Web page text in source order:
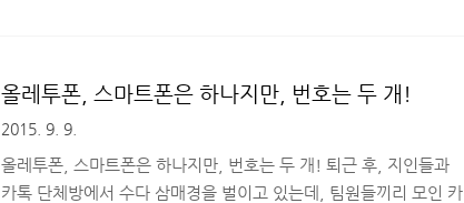
폰 제공까지.. '올레 패밀리박스' 앱 설치만으로 누릴 수 있는 혜택입
니다. 처음에는 가족끼리 데이터를 주고 받을 수 있다는 장점 때문에
설치를 했는데, 다른 공유 기능과 쿠폰 기능까지 있어서 가족끼리 혜
택을 돌려받는 기분이 들더군요. 올레 패밀리..
올레투폰, 스마트폰은 하나지만, 번호는 두 개!
2015. 9. 9.
올레투폰, 스마트폰은 하나지만, 번호는 두 개! 퇴근 후, 지인들과
카톡 단체방에서 수다 삼매경을 벌이고 있는데, 팀원들끼리 모인 카